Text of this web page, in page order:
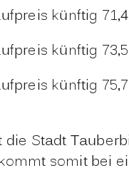
künftig
künftig
künftig
Stadt
somit bei